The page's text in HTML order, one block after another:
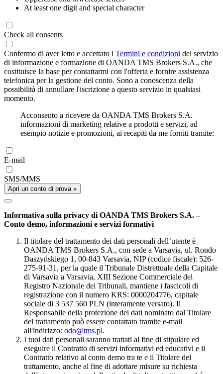
At least one digit and special character
Check all consents
Confermo di aver letto e accettato i Termini e condizioni del servizio
di informazione e formazione di OANDA TMS Brokers S.A., che
costituisce la base per contattarmi con l'offerta e fornire assistenza
telefonica per la gestione del conto. Sono a conoscenza della
possibilità di annullare l'iscrizione a questo servizio in qualsiasi
momento.
Acconsento a ricevere da OANDA TMS Brokers S.A.
informazioni di marketing relative a prodotti e servizi, ad
esempio notizie e promozioni, ai recapiti da me forniti tramite:
E-mail
SMS/MMS
Apri un conto di prova »
Informativa sulla privacy di OANDA TMS Brokers S.A. –
Conto demo, informazioni e servizi formativi
Il titolare del trattamento dei dati personali dell’utente è
OANDA TMS Brokers S.A., con sede a Varsavia, ul. Rondo
Daszyńskiego 1, 00-843 Varsavia, NIP (codice fiscale): 526-
275-91-31, per la quale il Tribunale Distrettuale della Capitale
di Varsavia a Varsavia, XIII Sezione Commerciale del
Registro Nazionale dei Tribunali, mantiene i fascicoli di
registrazione con il numero KRS: 0000204776, capitale
sociale di 3 537 560 PLN (interamente versato). Il
Responsabile della protezione dei dati nominato dal Titolare
del trattamento può essere contattato tramite e-mail
all'indirizzo: odo@tms.pl.
I tuoi dati personali saranno trattati al fine di stipulare ed
eseguire il Contratto di servizi informativi ed educativi e il
Contratto relativo al conto demo tra te e il Titolare del
trattamento, anche al fine di adottare misure su richiesta